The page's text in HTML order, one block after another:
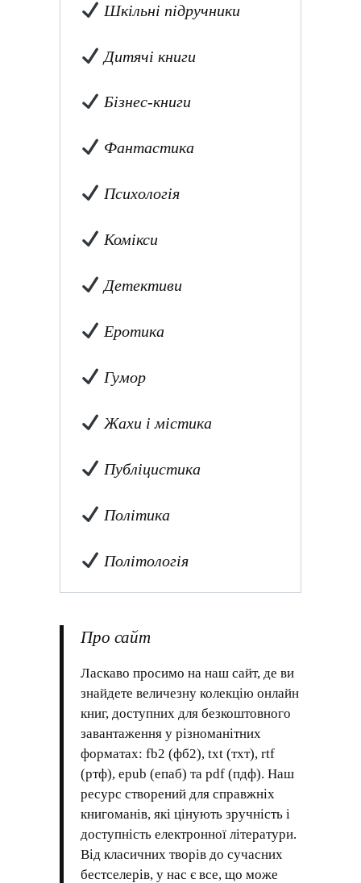
Шкільні підручники
Дитячі книги
Бізнес-книги
Фантастика
Психологія
Комікси
Детективи
Еротика
Гумор
Жахи і містика
Публіцистика
Політика
Політологія
Про сайт
Ласкаво просимо на наш сайт, де ви
знайдете величезну колекцію онлайн
книг, доступних для безкоштовного
завантаження у різноманітних
форматах: fb2 (фб2), txt (тхт), rtf
(ртф), epub (епаб) та pdf (пдф). Наш
ресурс створений для справжніх
книгоманів, які цінують зручність і
доступність електронної літератури.
Від класичних творів до сучасних
бестселерів, у нас є все, що може